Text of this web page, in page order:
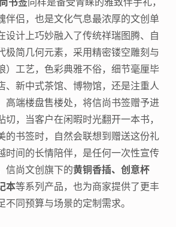
伴侣，也是文化气息最浓厚的文创单
设计上巧妙融入了传统祥瑞图腾、自
极简几何元素，采用精密镂空雕刻与
）工艺，色彩典雅不俗，细节毫厘毕
、新中式茶馆、博物馆，还是注重人
高端楼盘售楼处，将信尚书签赠予进
切，当客户在闲暇时光翻开一本书，
的书签时，自然会联想到赠送这份礼
时间的长情陪伴，是任何一次性宣传
信尚文创旗下的黄铜香插、创意杯
本等系列产品，也为商家提供了更丰
不同预算与场景的定制需求。